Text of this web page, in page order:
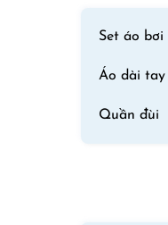
Set áo
Áo dài tay
Quần đùi